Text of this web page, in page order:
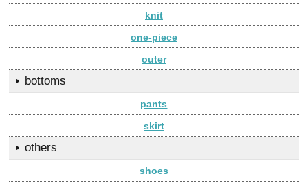
knit
one-piece
outer
bottoms
pants
skirt
others
shoes